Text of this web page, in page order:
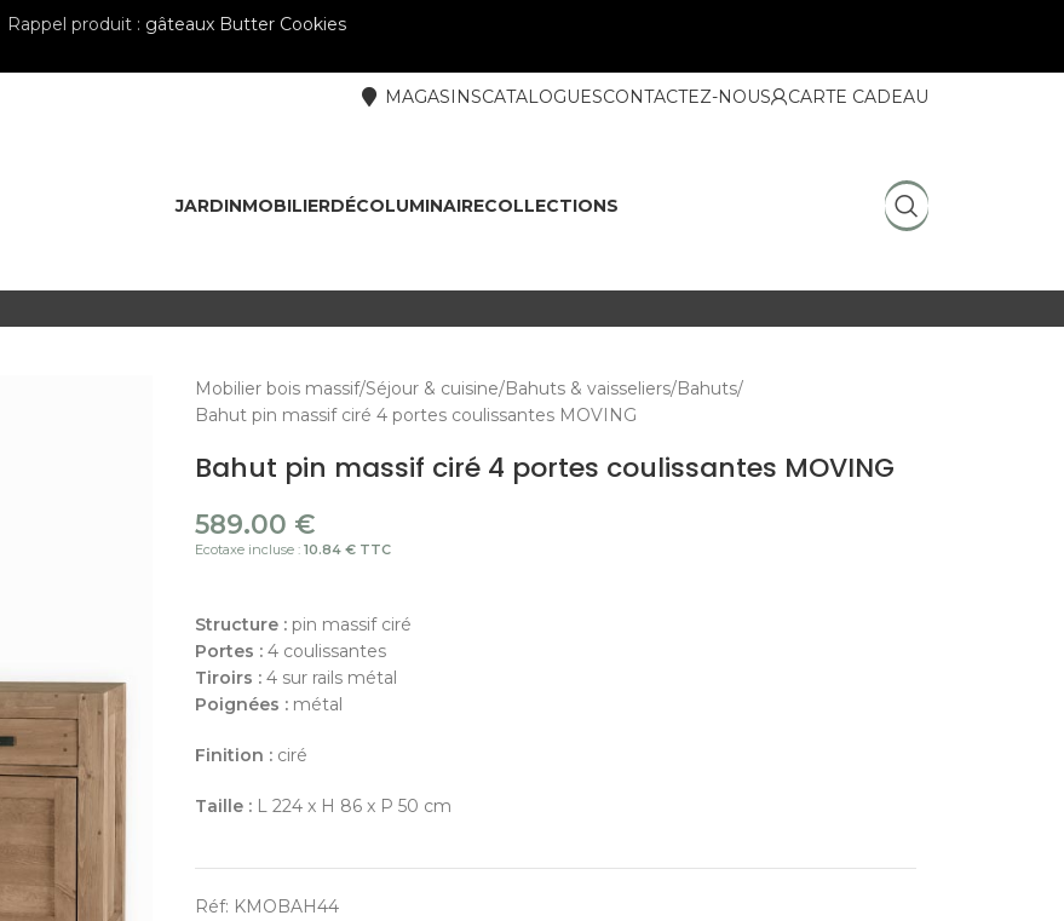
Rappel produit : gâteaux Butter Cookies
MAGASINSCATALOGUESCONTACTEZ-NOUS CARTE CADEAU
JARDINMOBILIERDÉCOLUMINAIRECOLLECTIONS
Mobilier bois massif Séjour & cuisine Bahuts & vaisseliers Bahuts
Bahut pin massif ciré 4 portes coulissantes MOVING
Bahut pin massif ciré 4 portes coulissantes MOVING
589.00 €
Ecotaxe incluse :10.84 € TTC
Structure :pin massif ciré
Portes :4 coulissantes
Tiroirs :4 sur rails métal
Poignées :métal
Finition :ciré
Taille :L 224 x H 86 x P 50 cm
Réf: KMOBAH44